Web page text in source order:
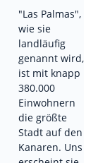
"Las Palmas",
wie sie
landläufig
genannt wird,
ist mit knapp
380.000
Einwohnern
die größte
Stadt auf den
Kanaren. Uns